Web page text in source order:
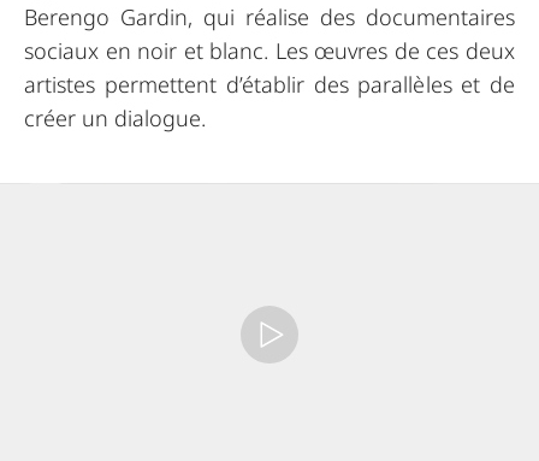
Berengo Gardin, qui réalise des documentaires
sociaux en noir et blanc. Les œuvres de ces deux
artistes permettent d’établir des parallèles et de
créer un dialogue.